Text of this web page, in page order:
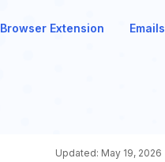
Browser Extension Emails
Updated: May 19, 2026